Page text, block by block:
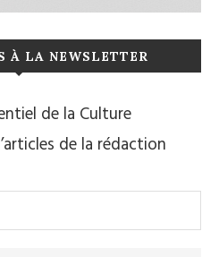
À LA NEWSLETTER
de la Culture
de la rédaction